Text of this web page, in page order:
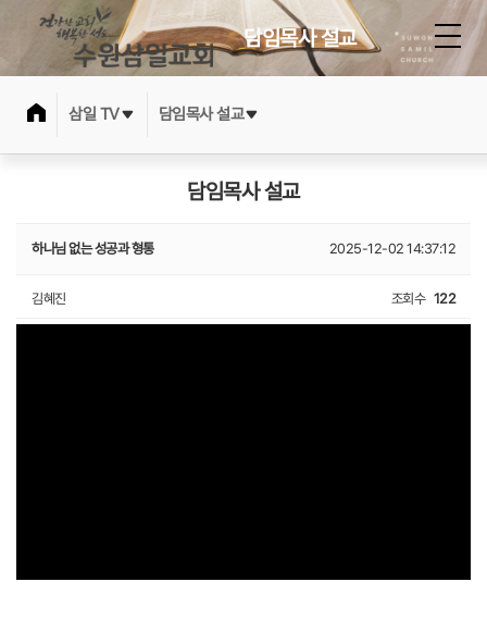
담임목사 설교
삼일 TV 담임목사 설교
담임목사 설교
하나님 없는 성공과 형통 2025-12-02 14:37:12
김혜진 조회수 122